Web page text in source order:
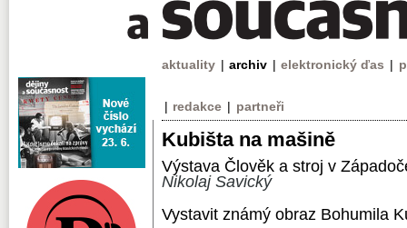
aktuality | archiv | elektronický ďas |
| redakce | partneři
Kubišta na mašině
Výstava Člověk a stroj v
Nikolaj Savický
Vystavit známý obraz Bohumila